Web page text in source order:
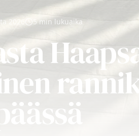
2026 5 min lukuaika